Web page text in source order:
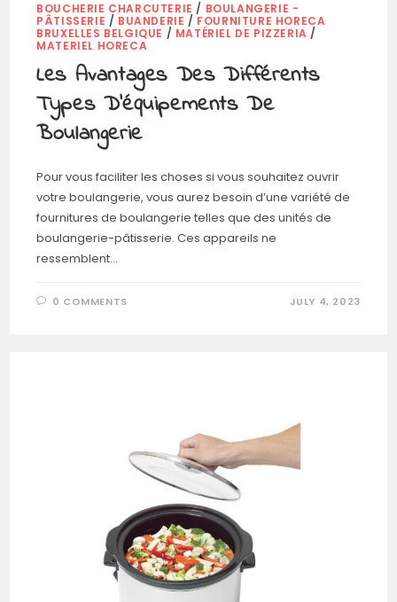
BOUCHERIE CHARCUTERIE / BOULANGERIE -
PÂTISSERIE / BUANDERIE / FOURNITURE HORECA
BRUXELLES BELGIQUE / MATÉRIEL DE PIZZERIA /
MATERIEL HORECA
Les Avantages Des Différents
Types D’équipements De
Boulangerie
Pour vous faciliter les choses si vous souhaitez ouvrir
votre boulangerie, vous aurez besoin d’une variété de
fournitures de boulangerie telles que des unités de
boulangerie-pâtisserie. Ces appareils ne
ressemblent…
0 COMMENTS JULY 4, 2023